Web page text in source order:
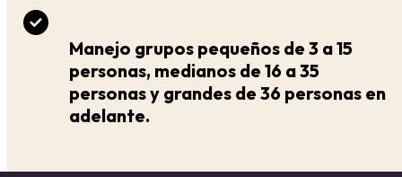
Manejo grupos pequeños de 3 a 15
personas, medianos de 16 a 35
personas y grandes de 36 personas en
adelante.